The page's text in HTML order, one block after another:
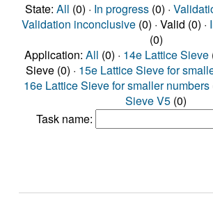
State: All (0) · In progress(0) ·
Validation inconclusive(0) · Valid (0) ·
(0)
Application: All (0) · 14e Lattice Sieve
Sieve (0) · 15e Lattice Sieve for
16e Lattice Sieve for smaller numbers
Sieve V5 (0)
Task name: